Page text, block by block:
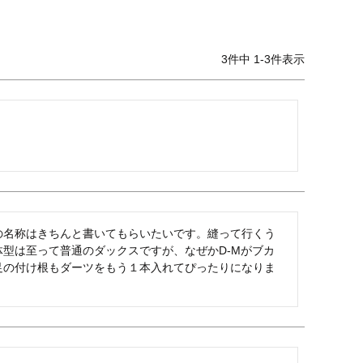
3件中 1-3件表示
称はきちんと書いてもらいたいです。縫って行くう
は至って普通のダックスですが、なぜかD-Mがブカ
付け根もダーツをもう１本入れてぴったりになりま